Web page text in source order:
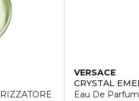
VERSACE
CRYSTAL
Eau De Parfum